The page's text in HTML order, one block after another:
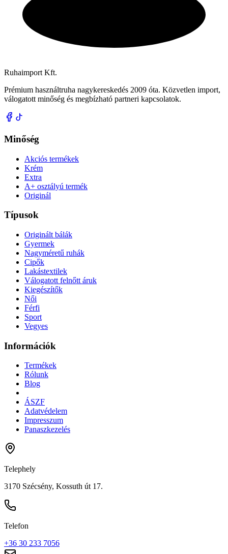
Ruhaimport Kft.
Prémium használtruha nagykereskedés 2009 óta. Közvetlen import,
válogatott minőség és megbízható partneri kapcsolatok.
Minőség
Akciós termékek
Krém
Extra
A+ osztályú termék
Originál
Típusok
Originált bálák
Gyermek
Nagyméretű ruhák
Cipők
Lakástextilek
Válogatott felnőtt áruk
Kiegészítők
Női
Férfi
Sport
Vegyes
Információk
Termékek
Rólunk
Blog
ÁSZF
Adatvédelem
Impresszum
Panaszkezelés
Telephely
3170 Szécsény, Kossuth út 17.
Telefon
+36 30 233 7056